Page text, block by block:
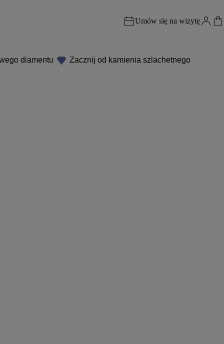
Umów się na wizytę
diamentu Zacznij od kamienia szlachetnego